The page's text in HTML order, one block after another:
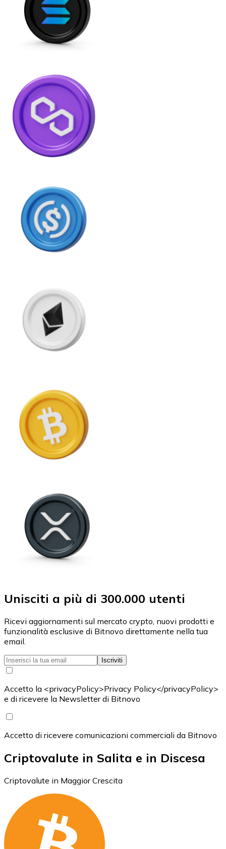
Unisciti a più di 300.000 utenti
Ricevi aggiornamenti sul mercato crypto, nuovi prodotti e
funzionalità esclusive di Bitnovo direttamente nella tua
email.
Iscriviti
Accetto la <privacyPolicy>Privacy Policy</privacyPolicy>
e di ricevere la Newsletter di Bitnovo
Accetto di ricevere comunicazioni commerciali da Bitnovo
Criptovalute in Salita e in Discesa
Criptovalute in Maggior Crescita